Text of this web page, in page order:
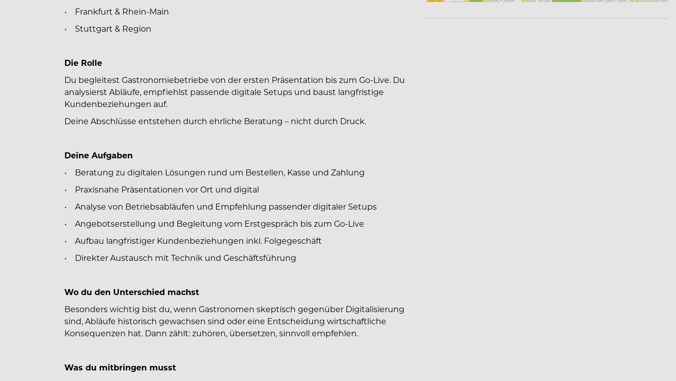
• Frankfurt & Rhein-Main
• Stuttgart & Region
Die Rolle
Du begleitest Gastronomiebetriebe von der ersten Präsentation bis zum Go-Live. Du
analysierst Abläufe, empfiehlst passende digitale Setups und baust langfristige
Kundenbeziehungen auf.
Deine Abschlüsse entstehen durch ehrliche Beratung – nicht durch Druck.
Deine Aufgaben
• Beratung zu digitalen Lösungen rund um Bestellen, Kasse und Zahlung
• Praxisnahe Präsentationen vor Ort und digital
• Analyse von Betriebsabläufen und Empfehlung passender digitaler Setups
• Angebotserstellung und Begleitung vom Erstgespräch bis zum Go-Live
• Aufbau langfristiger Kundenbeziehungen inkl. Folgegeschäft
• Direkter Austausch mit Technik und Geschäftsführung
Wo du den Unterschied machst
Besonders wichtig bist du, wenn Gastronomen skeptisch gegenüber Digitalisierung
sind, Abläufe historisch gewachsen sind oder eine Entscheidung wirtschaftliche
Konsequenzen hat. Dann zählt: zuhören, übersetzen, sinnvoll empfehlen.
Was du mitbringen musst